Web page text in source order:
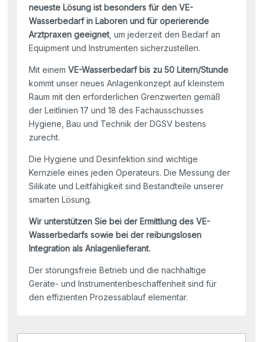
neueste Lösung ist besonders für den VE-
Wasserbedarf in Laboren und für operierende
Arztpraxen geeignet, um jederzeit den Bedarf an
Equipment und Instrumenten sicherzustellen.
Mit einemVE-Wasserbedarf bis zu 50 Litern/Stunde
kommt unser neues Anlagenkonzept auf kleinstem
Raum mit den erforderlichen Grenzwerten gemäß
der Leitlinien 17 und 18 des Fachausschusses
Hygiene, Bau und Technik der DGSV bestens
zurecht.
Die Hygiene und Desinfektion sind wichtige
Kernziele eines jeden Operateurs. Die Messung der
Silikate und Leitfähigkeit sind Bestandteile unserer
smarten Lösung.
Wir unterstützen Sie bei der Ermittlung des VE-
Wasserbedarfs sowie bei der reibungslosen
Integration als Anlagenlieferant.
Der störungsfreie Betrieb und die nachhaltige
Geräte- und Instrumentenbeschaffenheit sind für
den effizienten Prozessablauf elementar.